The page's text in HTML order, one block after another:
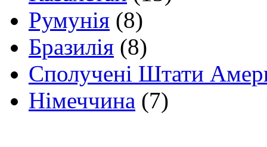
Румунія (8)
Бразилія (8)
Сполучені Штати
Німеччина (7)